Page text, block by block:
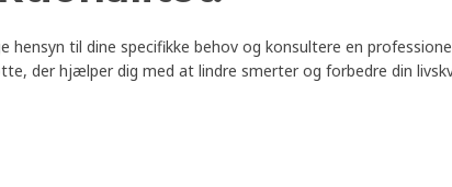
hensyn til dine specifikke behov og konsultere en
der hjælper dig med at lindre smerter og forbedre din